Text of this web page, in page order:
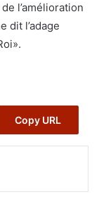
l’amélioration
dit l’adage
Copy URL